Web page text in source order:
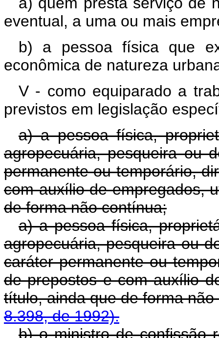
eventual, a uma ou mais
b) a pessoa física que
econômica de natureza
V - como equiparado a
previstos em legislação
a) a pessoa física,
agropecuária, pesqueira ou
permanente ou temporário,
com auxílio de empregados,
de forma não contínua;
a) a pessoa física,
agropecuária, pesqueira ou
caráter permanente ou
de prepostos e com auxílio
título, ainda que de forma
8.398, de 1992).
b) o ministro de confissão